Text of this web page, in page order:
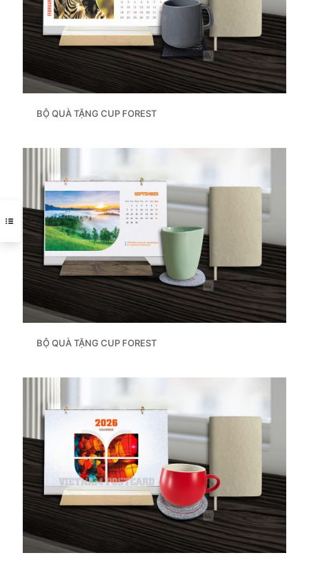
BỘ QUÀ TẶNG CUP FOREST
BỘ QUÀ TẶNG CUP FOREST